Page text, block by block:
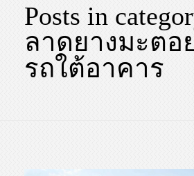
Posts in
ลาดยางมะตอ
รถใต้อาคาร